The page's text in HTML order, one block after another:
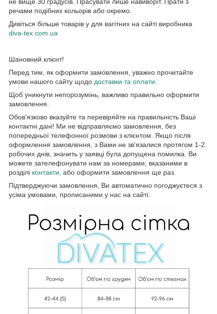
речами подібних кольорів або окремо.
Дивіться більше товарів у для вагітних на сайті виробника
diva-tex.com.ua
Шановний клієнт!
Перед тим, як оформити замовлення, уважно прочитайте
умови нашого сайту щодо доставки та оплати.
Щоб уникнути непорозумінь, важливо правильно оформити
замовлення.
Обов'язково вказуйте та перевіряйте на правильність Ваші
контактні дані! Ми не відправляємо замовлення, без
попередньої телефонної розмови з клієнтом. Якщо після
оформлення замовлення, з Вами не зв'язалися протягом 1-2
робочих днів, значить у заявці була допущена помилка. Ви
можете зателефонувати нам за номерами, вказаними в
розділі контакти, або оформити замовлення ще раз.
Підтверджуючи замовлення, Ви автоматично погоджуєтеся з
усіма умовами, прописаними у нас на сайті.